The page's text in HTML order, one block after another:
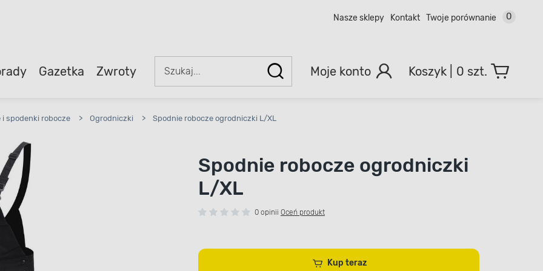
Nasze sklepy Kontakt Twoje porównanie 0
Gazetka Zwroty Moje konto 0 szt.
i spodenki robocze > Ogrodniczki > Spodnie robocze ogrodniczki L/XL
Spodnie robocze ogrodniczki
L/XL
0 opinii Oceń produkt
Kup teraz